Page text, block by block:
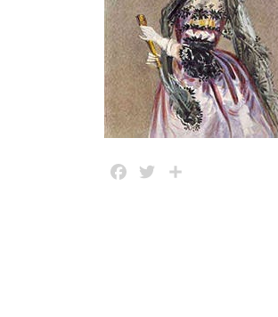
FacebookTwitter